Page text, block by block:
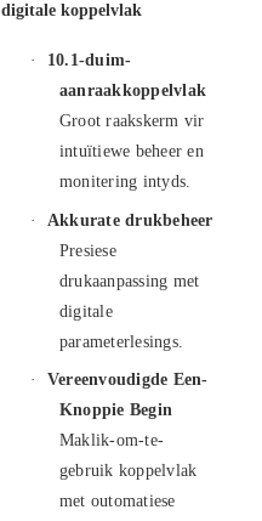
digitale koppelvlak
·
10.1-duim-
aanraakkoppelvlak
Groot raakskerm vir
intuïtiewe beheer en
monitering intyds.
·
Akkurate drukbeheer
Presiese
drukaanpassing met
digitale
parameterlesings.
·
Vereenvoudigde Een-
Knoppie Begin
Maklik-om-te-
gebruik koppelvlak
met outomatiese